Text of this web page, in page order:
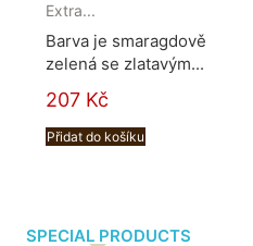
Extra...
Barva je smaragdově
zelená se zlatavým...
207 Kč
Přidat do košíku
SPECIAL PRODUCTS